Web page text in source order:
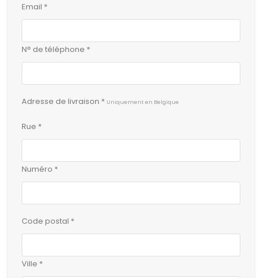
Email *
N° de téléphone *
Adresse de livraison * Uniquement en Belgique
Rue *
Numéro *
Code postal *
Ville *